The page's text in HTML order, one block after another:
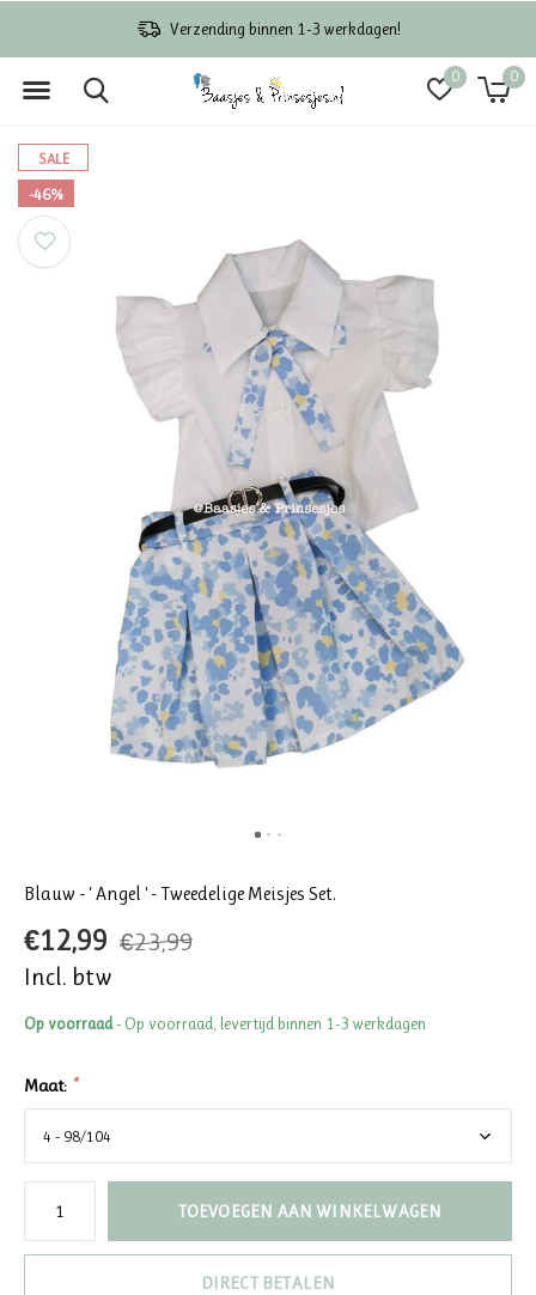
0 0
Verzending binnen 1-3 werkdagen!
SALE
-46%
Blauw - ‘ Angel ' - Tweedelige Meisjes Set.
€12,99 €23,99
Incl. btw
Op voorraad- Op voorraad, levertijd binnen 1-3 werkdagen
Maat: *
TOEVOEGEN AAN WINKELWAGEN
DIRECT BETALEN